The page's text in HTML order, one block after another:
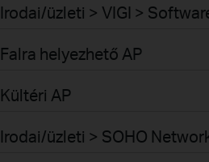
Irodai/üzleti > VIGI >
Falra helyezhető AP
Kültéri AP
Irodai/üzleti > SOHO